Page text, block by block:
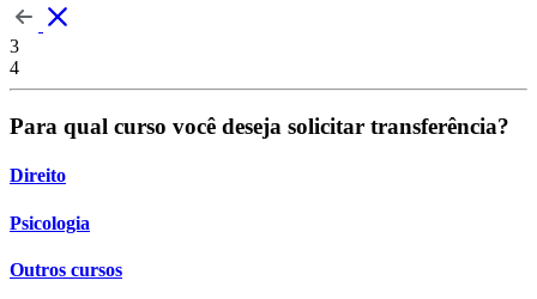
3
4
Para qual curso você deseja solicitar transferência?
Direito
Psicologia
Outros cursos